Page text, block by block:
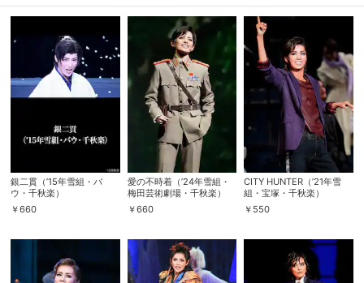
銀二貫（’15年雪組・バ
ウ・千秋楽）
￥660
愛の不時着（’24年雪組・
梅田芸術劇場・千秋楽）
￥660
CITY HUNTER（’21年雪
組・宝塚・千秋楽）
￥ 550